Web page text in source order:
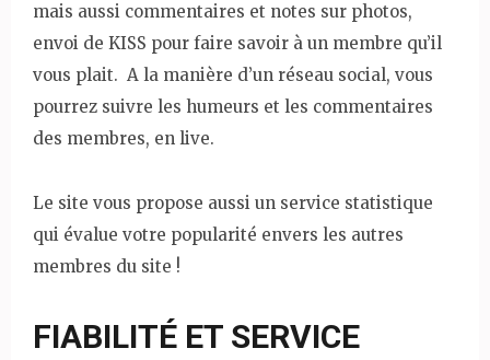
mais aussi commentaires et notes sur photos,
envoi de KISS pour faire savoir à un membre qu’il
vous plait. A la manière d’un réseau social, vous
pourrez suivre les humeurs et les commentaires
des membres, en live.
Le site vous propose aussi un service statistique
qui évalue votre popularité envers les autres
membres du site !
FIABILITÉ ET SERVICE